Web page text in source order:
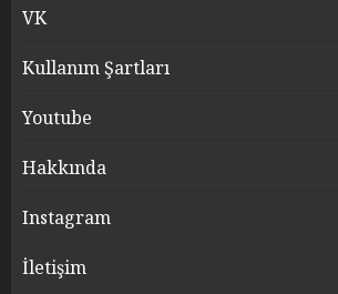
VK
Kullanım Şartları
Youtube
Hakkında
Instagram
İletişim